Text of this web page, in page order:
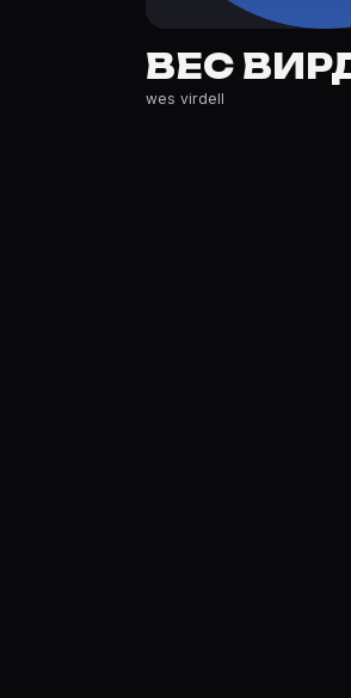
Где открыть фильмографию Вес
На Movie Planner: https://movie-
ВЕС
wes virdell